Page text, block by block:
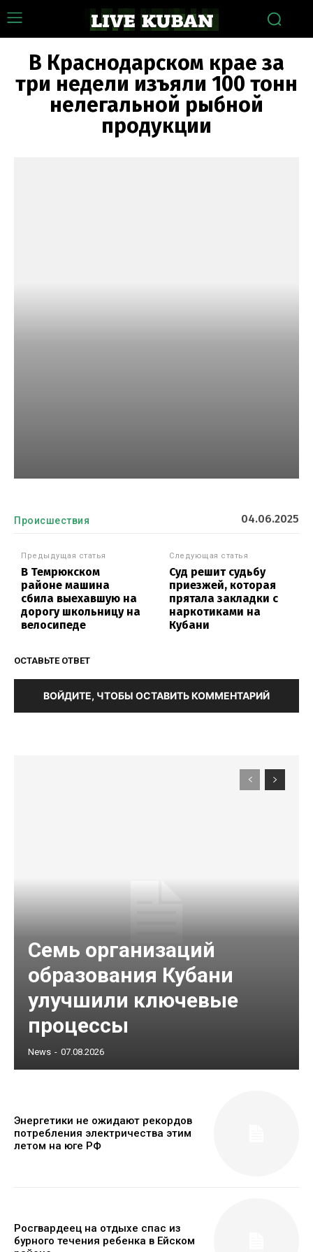
В Краснодарском крае за
три недели изъяли 100 тонн
нелегальной рыбной
продукции
Происшествия 04.06.2025
Предыдущая статья
В Темрюкском
районе машина
сбила выехавшую на
дорогу школьницу на
велосипеде
Следующая статья
Суд решит судьбу
приезжей, которая
прятала закладки с
наркотиками на
Кубани
ОСТАВЬТЕ ОТВЕТ
ВОЙДИТЕ, ЧТОБЫ ОСТАВИТЬ КОММЕНТАРИЙ
Семь организаций
образования Кубани
улучшили ключевые
процессы
News - 07.08.2026
Энергетики не ожидают рекордов
потребления электричества этим
летом на юге РФ
Росгвардеец на отдыхе спас из
бурного течения ребенка в Ейском